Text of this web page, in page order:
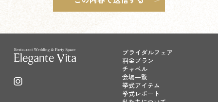
ブライダルフェア
料金プラン
チャペル
会場一覧
挙式アイテム
挙式レポート